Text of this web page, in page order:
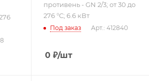
противень - GN 2/3; от 30 до
276 °С; 6.6 кВт
Под заказ Арт.: 412840
0 ₽/шт